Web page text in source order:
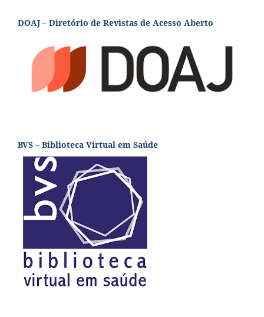
DOAJ – Diretório de Revistas de Acesso Aberto
BVS – Biblioteca Virtual em Saúde